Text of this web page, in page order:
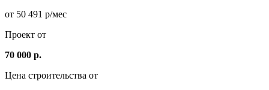
от 50 491 р/мес
Проект от
70 000 р.
Цена строительства от